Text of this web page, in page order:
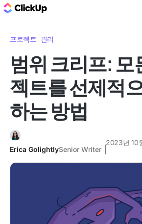
프로젝트 관리
범위 크리프: 모
젝트를 선제적
하는 방법
Erica GolightlySenior Writer
2023년 10